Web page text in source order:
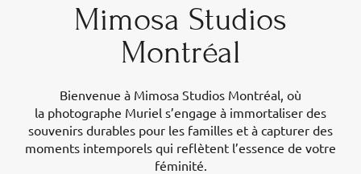
Mimosa Studios
Montréal
Bienvenue à Mimosa Studios Montréal, où
la photographe Muriel s’engage à immortaliser des
souvenirs durables pour les familles et à capturer des
moments intemporels qui reflètent l’essence de votre
féminité.